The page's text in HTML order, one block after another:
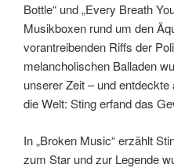
Bottle“ und „Every Breath
Musikboxen rund um den
vorantreibenden Riffs der
melancholischen Balladen
unserer Zeit – und
die Welt: Sting erfand das
In „Broken Music“ erzählt
zum Star und zur Legende